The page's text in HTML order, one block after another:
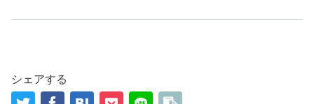
シェアする